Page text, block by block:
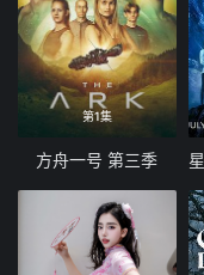
第1集
方舟一号 第三季